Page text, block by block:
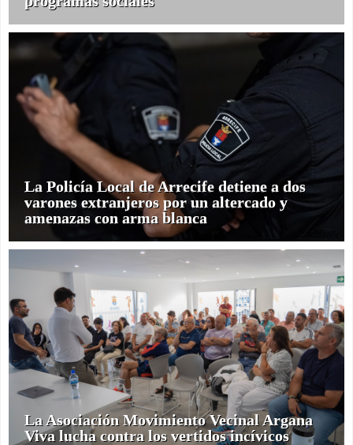
La Policía Local de Arrecife detiene a dos
varones extranjeros por un altercado y
amenazas con arma blanca
La Asociación Movimiento Vecinal Argana
Viva lucha contra los vertidos incívicos